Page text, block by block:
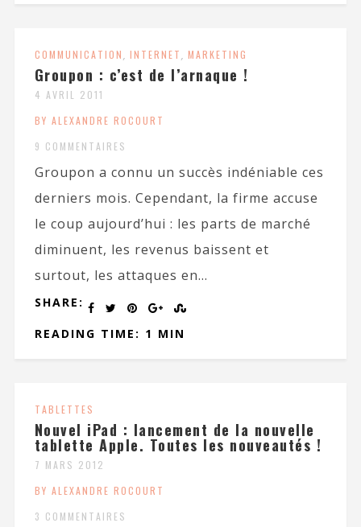
COMMUNICATION, INTERNET, MARKETING
Groupon : c’est de l’arnaque !
4 AVRIL 2011
BY ALEXANDRE ROCOURT
9 COMMENTAIRES
Groupon a connu un succès indéniable ces
derniers mois. Cependant, la firme accuse
le coup aujourd’hui : les parts de marché
diminuent, les revenus baissent et
surtout, les attaques en...
SHARE:
READING TIME: 1 MIN
TABLETTES
Nouvel iPad : lancement de la nouvelle
tablette Apple. Toutes les nouveautés !
7 MARS 2012
BY ALEXANDRE ROCOURT
3 COMMENTAIRES